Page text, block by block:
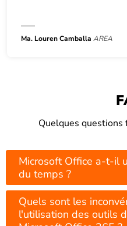
Ma. Louren Camballa AREA
Quelques questions
Microsoft Office a-t-il
du temps ?
Quels sont les
l'utilisation des outils